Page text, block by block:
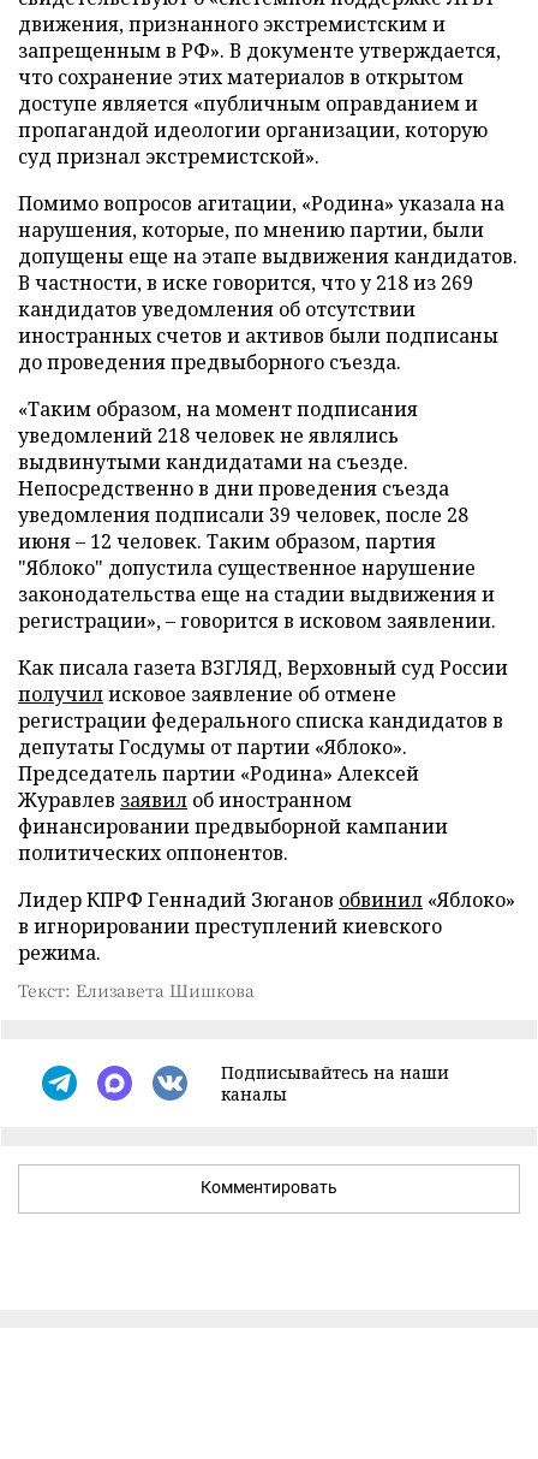
движения, признанного экстремистским и
запрещенным в РФ». В документе утверждается,
что сохранение этих материалов в открытом
доступе является «публичным оправданием и
пропагандой идеологии организации, которую
суд признал экстремистской».
Помимо вопросов агитации, «Родина» указала на
нарушения, которые, по мнению партии, были
допущены еще на этапе выдвижения кандидатов.
В частности, в иске говорится, что у 218 из 269
кандидатов уведомления об отсутствии
иностранных счетов и активов были подписаны
до проведения предвыборного съезда.
«Таким образом, на момент подписания
уведомлений 218 человек не являлись
выдвинутыми кандидатами на съезде.
Непосредственно в дни проведения съезда
уведомления подписали 39 человек, после 28
июня – 12 человек. Таким образом, партия
"Яблоко" допустила существенное нарушение
законодательства еще на стадии выдвижения и
регистрации», – говорится в исковом заявлении.
Как писала газета ВЗГЛЯД, Верховный суд России
получилисковое заявление об отмене
регистрации федерального списка кандидатов в
депутаты Госдумы от партии «Яблоко».
Председатель партии «Родина» Алексей
Журавлев заявил об иностранном
финансировании предвыборной кампании
политических оппонентов.
Лидер КПРФ Геннадий Зюганов обвинил «Яблоко»
в игнорировании преступлений киевского
режима.
Текст: Елизавета Шишкова
Подписывайтесь на наши
каналы
Комментировать